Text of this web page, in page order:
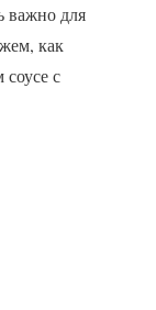
важно для
как
с